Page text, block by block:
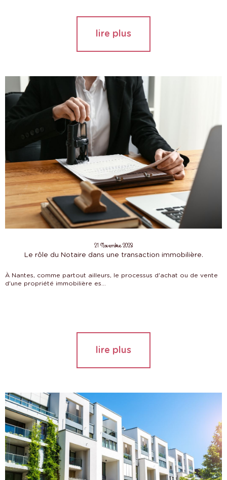
lire plus
21 Novembre 2023
Le rôle du Notaire dans une transaction immobilière.
À Nantes, comme partout ailleurs, le processus d'achat ou de vente
d'une propriété immobilière es...
lire plus